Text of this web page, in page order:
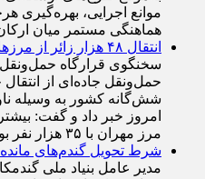
موانع اجرایی، بهره‌گیری
هماهنگی مستمر میان
انتقال ۴۸ هزار زائر از مرزهای شش‌گانه با حمل‌ونقل عمومی
سخنگوی قرارگاه حمل‌ونقل
شش‌گانه کشور به وسیله
امروز خبر داد و گفت:
مرز مهران با ۳۵ هزار نفر بوده است.
شرط تحویل گندم‌های
مدیر عامل بنیاد ملی